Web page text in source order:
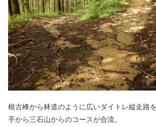
根古峰から林道のように広いダイトレ縦走路
手から三石山からのコースが合流。